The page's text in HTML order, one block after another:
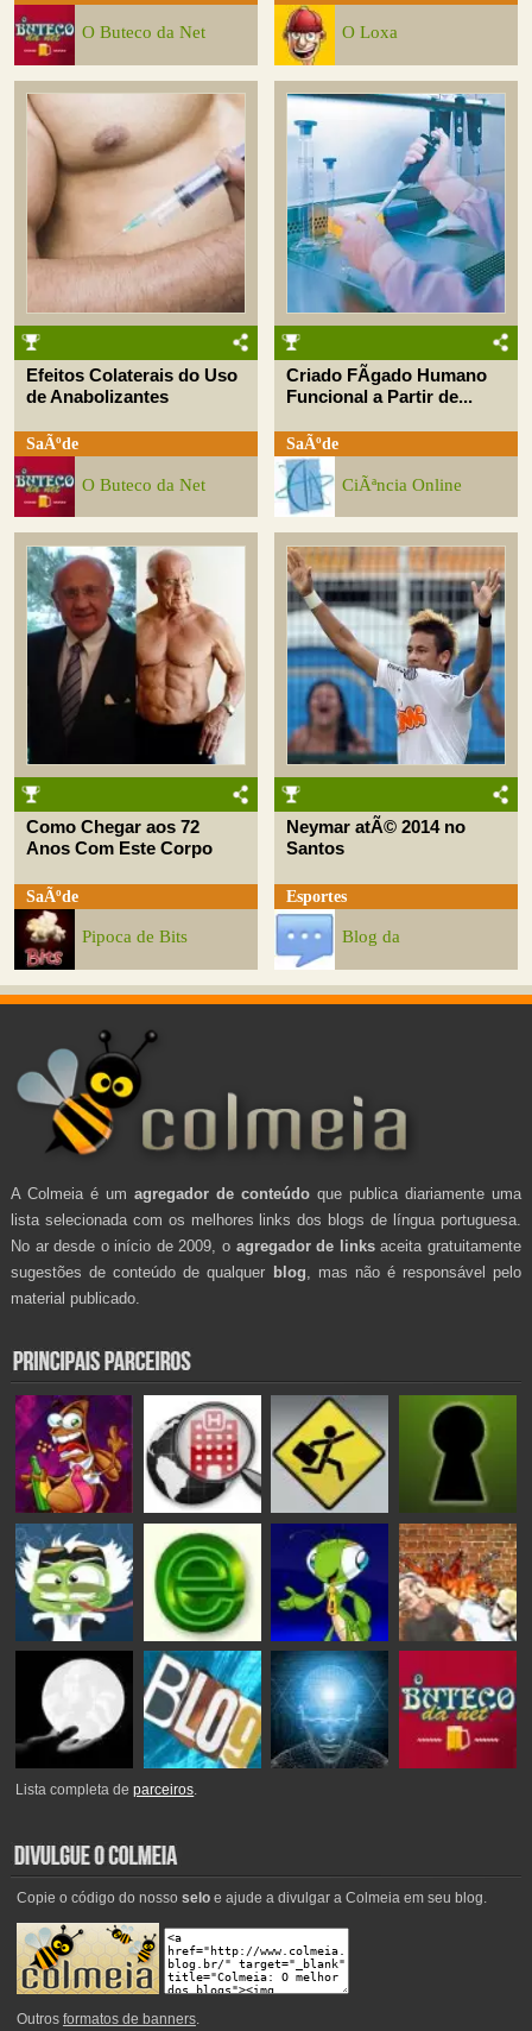
O Buteco da Net O Loxa
Efeitos Colaterais do Uso
de Anabolizantes
SaÃºde
O Buteco da Net
Criado FÃ­gado Humano
Funcional a Partir de...
SaÃºde
CiÃªncia Online
Como Chegar aos 72
Anos Com Este Corpo
SaÃºde
Pipoca de Bits
Neymar atÃ© 2014 no
Santos
Esportes
Blog da
A Colmeia é um agregador de conteúdo que publica diariamente uma
lista selecionada com os melhores links dos blogs de língua portuguesa.
No ar desde o início de 2009, o agregador de linksaceita gratuitamente
sugestões de conteúdo de qualquer blog , mas não é responsável pelo
material publicado.
Lista completa deparceiros.
Copie o código do nosso seloe ajude a divulgar a Colmeia em seu blog.
Outros formatos de banners.